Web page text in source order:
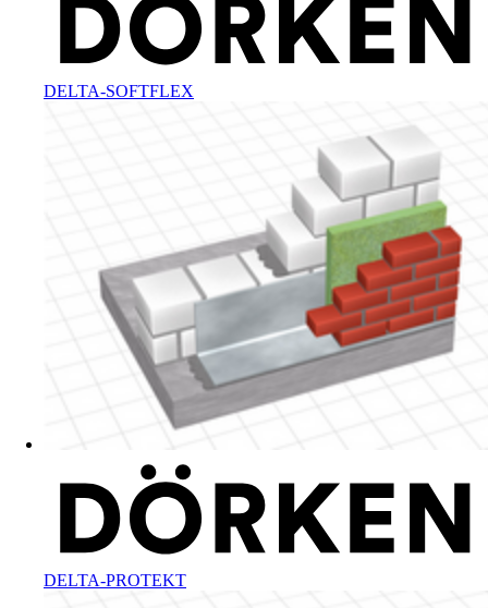
DELTA-SOFTFLEX
DELTA-PROTEKT